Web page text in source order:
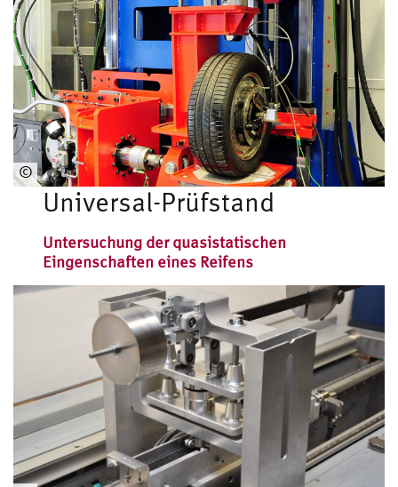
©
Prof.Universal-Prüfstand
Untersuchung der quasistatischen
Eingenschaften eines Reifens